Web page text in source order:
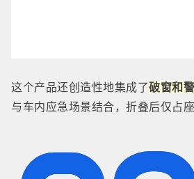
这个产品还创造性地集成了破窗和
与车内应急场景结合，折叠后仅占座